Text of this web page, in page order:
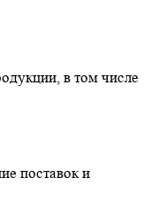
в том числе
поставок и